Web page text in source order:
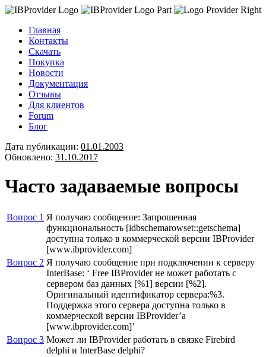
Главная
Контакты
Скачать
Покупка
Новости
Документация
Отзывы
Для клиентов
Forum
Блог
Дата публикации: 01.01.2003
Обновлено: 31.10.2017
Часто задаваемые вопросы
Вопрос 1 Я получаю сообщение: Запрошенная
функциональность [idbschemarowset::getschema]
доступна только в коммерческой версии IBProvider
[www.ibprovider.com]
Вопрос 2 Я получаю сообщение при подключении к серверу
InterBase: ‘ Free IBProvider не может работать с
сервером баз данных [%1] версии [%2].
Оригинальный идентификатор сервера:%3.
Поддержка этого сервера доступна только в
коммерческой версии IBProvider’a
[www.ibprovider.com]’
Вопрос 3 Может ли IBProvider работать в связке Firebird
delphi и InterBase delphi?